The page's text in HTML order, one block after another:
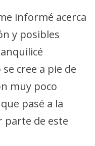
informé acerca
y posibles
cree a pie de
muy poco
pasé a la
parte de este